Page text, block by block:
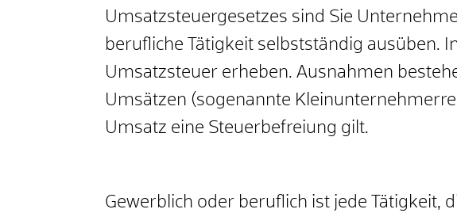
Umsatzsteuergesetzes sind Sie
berufliche Tätigkeit selbstständig ausüben.
Umsatzsteuer erheben. Ausnahmen
Umsätzen (sogenannte
Umsatz eine Steuerbefreiung gilt.
Gewerblich oder beruflich ist jede Tätigkeit,